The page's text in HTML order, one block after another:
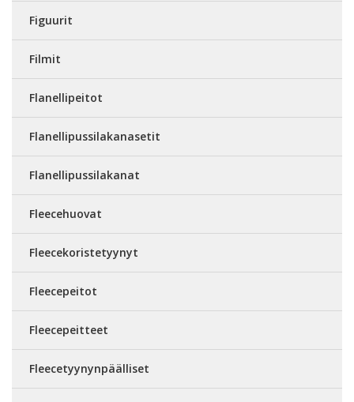
Figuurit
Filmit
Flanellipeitot
Flanellipussilakanasetit
Flanellipussilakanat
Fleecehuovat
Fleecekoristetyynyt
Fleecepeitot
Fleecepeitteet
Fleecetyynynpäälliset